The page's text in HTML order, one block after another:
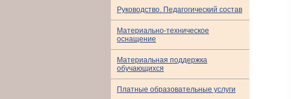
Руководство. Педагогический состав
Материально-техническое
оснащение
Материальная поддержка
обучающихся
Платные образовательные услуги